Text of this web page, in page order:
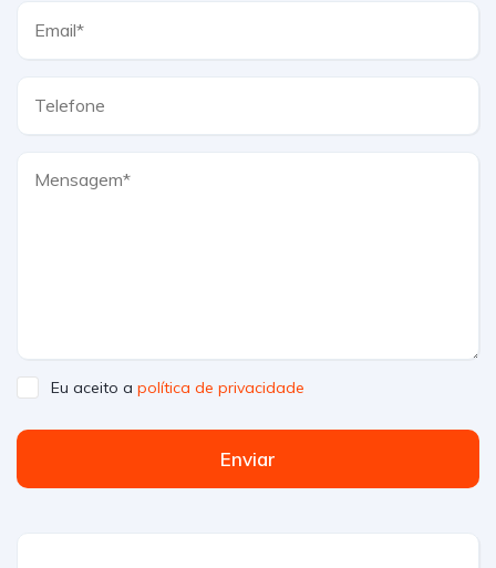
Eu aceito a política de privacidade
Enviar